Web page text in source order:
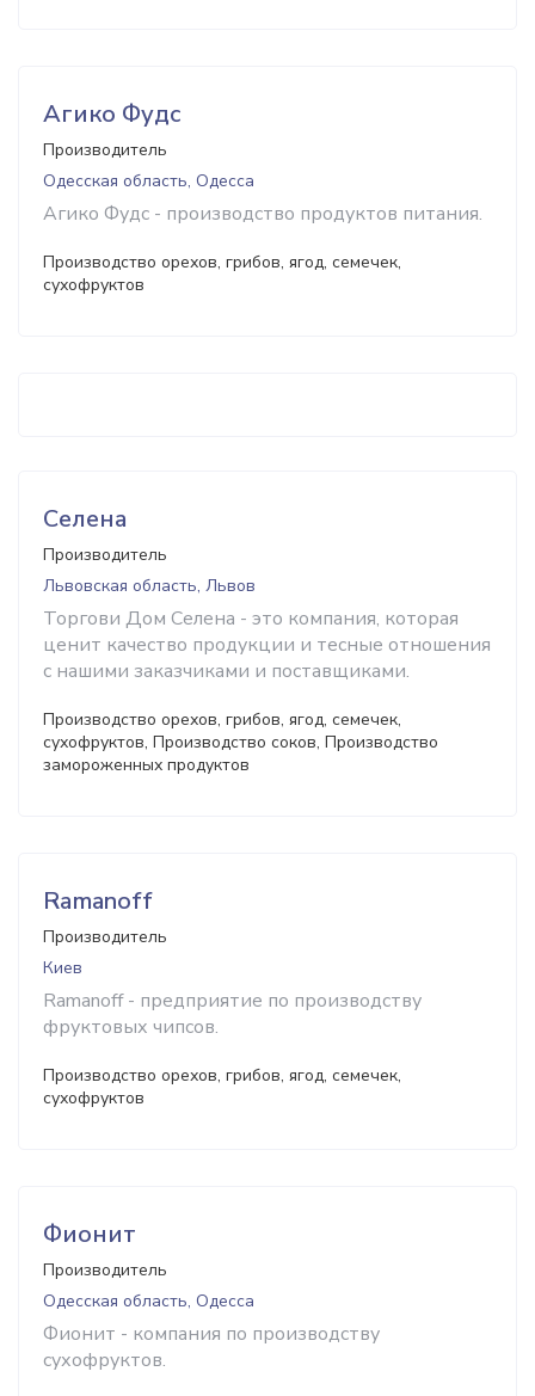
Агико Фудс
Производитель
Одесская область, Одесса
Агико Фудс - производство продуктов питания.
Производство орехов, грибов, ягод, семечек,
сухофруктов
Селена
Производитель
Львовская область, Львов
Торгови Дом Селена - это компания, которая
ценит качество продукции и тесные отношения
с нашими заказчиками и поставщиками.
Производство орехов, грибов, ягод, семечек,
сухофруктов, Производство соков, Производство
замороженных продуктов
Rаmanoff
Производитель
Киев
Rаmanoff - предприятие по производству
фруктовых чипсов.
Производство орехов, грибов, ягод, семечек,
сухофруктов
Фионит
Производитель
Одесская область, Одесса
Фионит - компания по производству
сухофруктов.